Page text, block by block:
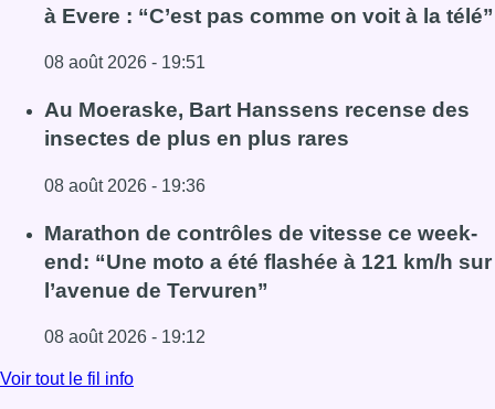
à Evere : “C’est pas comme on voit à la télé”
08 août 2026 - 19:51
Lire l'article Un nouveau club de MMA ouvre ses portes à
Au Moeraske, Bart Hanssens recense des
insectes de plus en plus rares
08 août 2026 - 19:36
Lire l'article Au Moeraske, Bart Hanssens recense des
Marathon de contrôles de vitesse ce week-
end: “Une moto a été flashée à 121 km/h sur
l’avenue de Tervuren”
08 août 2026 - 19:12
Lire l'article Marathon de contrôles de vitesse ce week-
Voir tout le fil info